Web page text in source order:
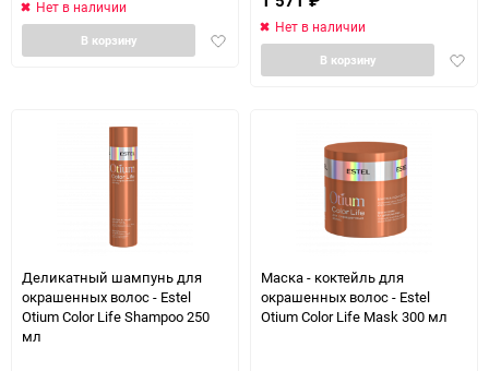
Нет в наличии
Добавить
избранное
В корзину
Нет в наличии
В корзину
Деликатный шампунь для
окрашенных волос - Estel
Otium Color Life Shampoo 250
мл
Маска - коктейль для
окрашенных волос - Estel
Otium Color Life Mask 300 мл